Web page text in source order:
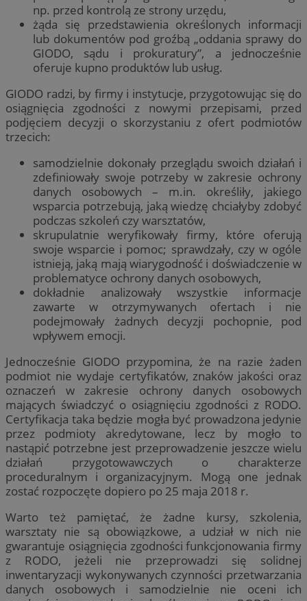
np. przed kontrolą ze strony urzędu,
żąda się przedstawienia określonych informacji
lub dokumentów pod groźbą „oddania sprawy do
GIODO, sądu i prokuratury”, a jednocześnie
oferuje kupno produktów lub usług.
GIODO radzi, by firmy i instytucje, przygotowując się do
osiągnięcia zgodności z nowymi przepisami, przed
podjęciem decyzji o skorzystaniu z ofert podmiotów
trzecich:
samodzielnie dokonały przeglądu swoich działań i
zdefiniowały swoje potrzeby w zakresie ochrony
danych osobowych – m.in. określiły, jakiego
wsparcia potrzebują, jaką wiedzę chciałyby zdobyć
podczas szkoleń czy warsztatów,
skrupulatnie weryfikowały firmy, które oferują
swoje wsparcie i pomoc; sprawdzały, czy w ogóle
istnieją, jaką mają wiarygodność i doświadczenie w
problematyce ochrony danych osobowych,
dokładnie analizowały wszystkie informacje
zawarte w otrzymywanych ofertach i nie
podejmowały żadnych decyzji pochopnie, pod
wpływem emocji.
Jednocześnie GIODO przypomina, że na razie żaden
podmiot nie wydaje certyfikatów, znaków jakości oraz
oznaczeń w zakresie ochrony danych osobowych
mających świadczyć o osiągnięciu zgodności z RODO.
Certyfikacja taka będzie mogła być prowadzona jedynie
przez podmioty akredytowane, lecz by mogło to
nastąpić potrzebne jest przeprowadzenie jeszcze wielu
działań przygotowawczych o charakterze
proceduralnym i organizacyjnym. Mogą one jednak
zostać rozpoczęte dopiero po 25 maja 2018 r.
Warto też pamiętać, że żadne kursy, szkolenia,
warsztaty nie są obowiązkowe, a udział w nich nie
gwarantuje osiągnięcia zgodności funkcjonowania firmy
z RODO, jeżeli nie przeprowadzi się solidnej
inwentaryzacji wykonywanych czynności przetwarzania
danych osobowych i samodzielnie nie oceni ich